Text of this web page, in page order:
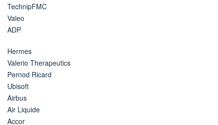
TechnipFMC
Valeo
ADP
Hermes
Valerio Therapeutics
Pernod Ricard
Ubisoft
Airbus
Air Liquide
Accor